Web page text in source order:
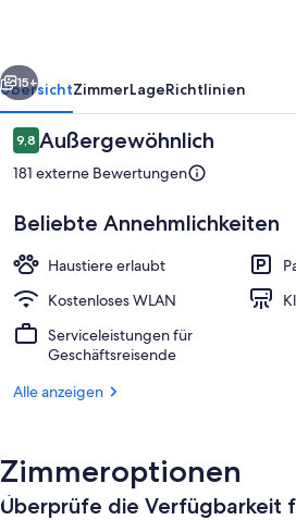
Weiter
15+
ÜbersichtZimmerLageRichtlinien
Bewertungen
9,89,8 von 10.
Außergewöhnlich
181 externe Bewertungen
Beliebte Annehmlichkeiten
Haustiere erlaubt
Kostenloses WLAN
Serviceleistungen für
Geschäftsreisende
Alle anzeigen
Zimmeroptionen
Überprüfe die Verfügbarkeit